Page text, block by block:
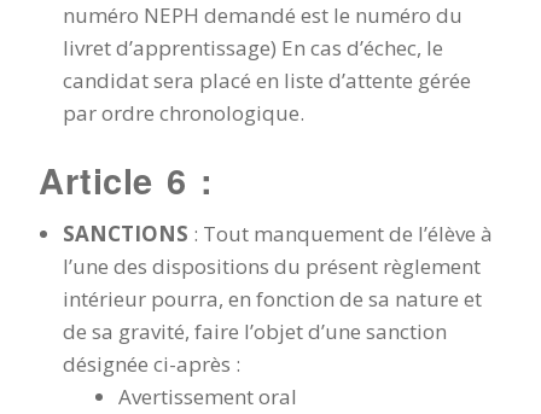
numéro NEPH demandé est le numéro du
livret d’apprentissage) En cas d’échec, le
candidat sera placé en liste d’attente gérée
par ordre chronologique.
Article 6 :
SANCTIONS : Tout manquement de l’élève à
l’une des dispositions du présent règlement
intérieur pourra, en fonction de sa nature et
de sa gravité, faire l’objet d’une sanction
désignée ci-après :
Avertissement oral